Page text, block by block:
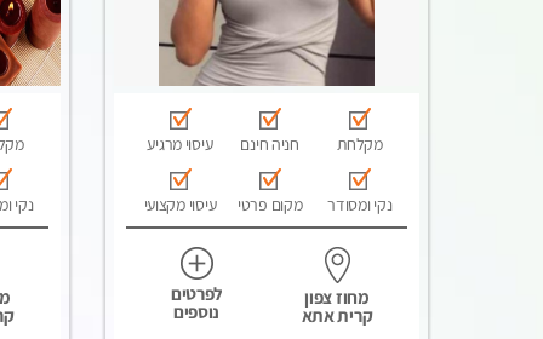
מקלחת חניה חינם עיסוי מרגיע
נקי ומסודר מקום פרטי עיסוי מקצועי
מחוז צפון
קרית אתא
לפרטים
נוספים
נקי